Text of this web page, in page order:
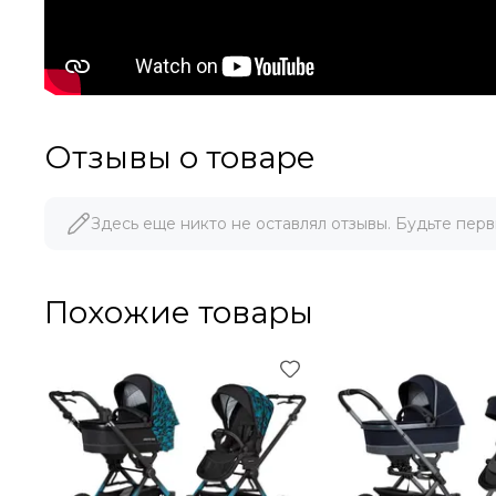
Отзывы о товаре
Здесь еще никто не оставлял отзывы. Будьте
Похожие товары